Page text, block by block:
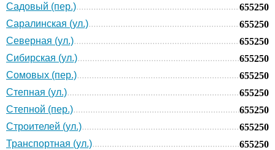
Садовый (пер.)
655250
Саралинская (ул.)
655250
Северная (ул.)
655250
Сибирская (ул.)
655250
Сомовых (пер.)
655250
Степная (ул.)
655250
Степной (пер.)
655250
Строителей (ул.)
655250
Транспортная (ул.)
655250